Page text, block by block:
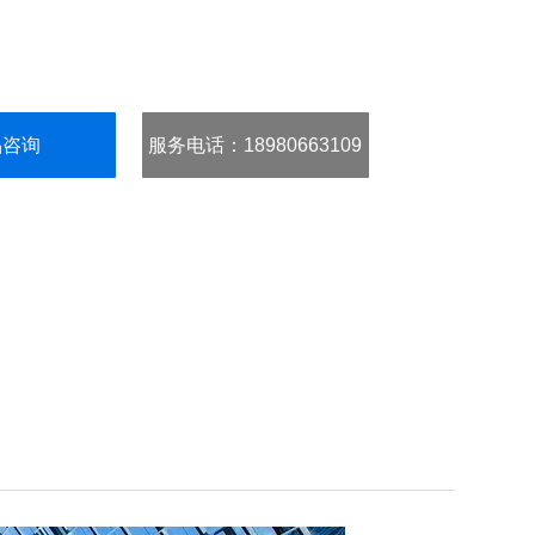
询 服务电话 ：18980663109